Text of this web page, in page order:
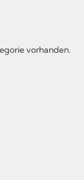
vorhanden.